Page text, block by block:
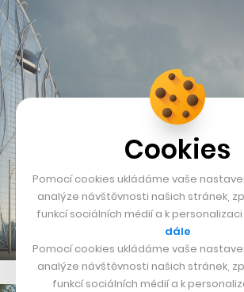
Cookies
Pomocí cookies ukládáme vaše
analýze návštěvnosti našich stránek,
funkcí sociálních médií a k
dále
Pomocí cookies ukládáme vaše
analýze návštěvnosti našich stránek,
funkcí sociálních médií a k